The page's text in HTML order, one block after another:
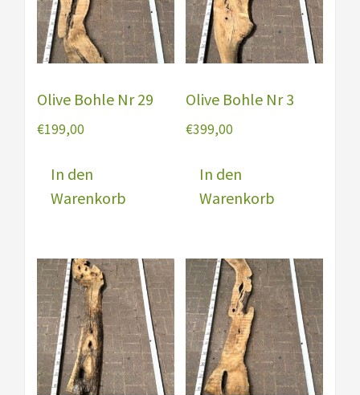
Olive Bohle Nr 29
€199,00
In den
Warenkorb
Olive Bohle Nr 3
€399,00
In den
Warenkorb